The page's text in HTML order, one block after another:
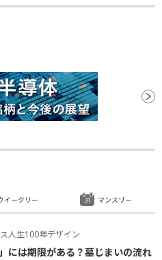
人生100年デザイン
」には期限がある？墓じまいの流れ
イークリー マンスリー